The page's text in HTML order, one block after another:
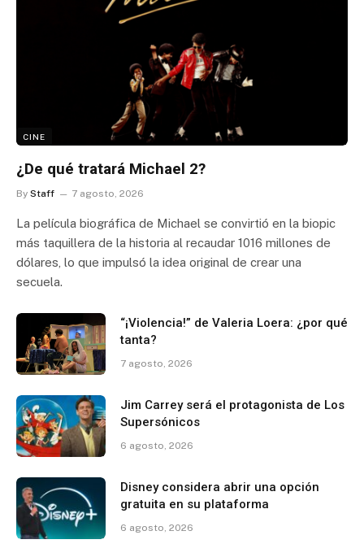
CINE
¿De qué tratará Michael 2?
By Staff 7 agosto, 2026
La película biográfica de Michael se convirtió en la biopic
más taquillera de la historia al recaudar 1016 millones de
dólares, lo que impulsó la idea original de crear una
secuela.
“¡Violencia!” de Valeria Loera: ¿por qué
tanta?
7 agosto, 2026
Jim Carrey será el protagonista de Los
Supersónicos
6 agosto, 2026
Disney considera abrir una opción
gratuita en su plataforma
6 agosto, 2026